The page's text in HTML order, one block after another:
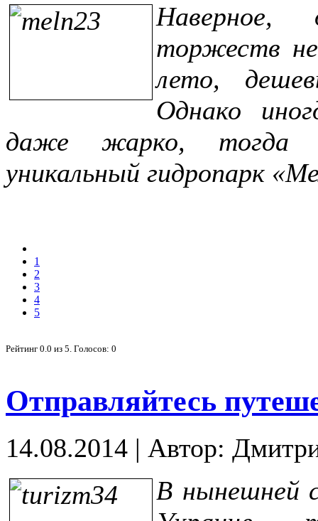
Наверное,
торжеств
лето,
Однако
даже жарко, тогда
уникальный гидропарк
1
2
3
4
5
Рейтинг 0.0 из 5 . Голосов: 0
Отправляйтесь
14.08.2014 | Автор:
В нынешней